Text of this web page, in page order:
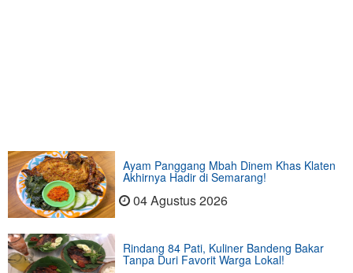
Ayam Panggang Mbah Dinem Khas Klaten
Akhirnya Hadir di Semarang!
04 Agustus 2026
Rindang 84 Pati, Kuliner Bandeng Bakar
Tanpa Duri Favorit Warga Lokal!